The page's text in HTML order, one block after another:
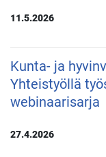
11.5.2026
Kunta- ja
Yhteistyöllä
webinaarisarja
27.4.2026